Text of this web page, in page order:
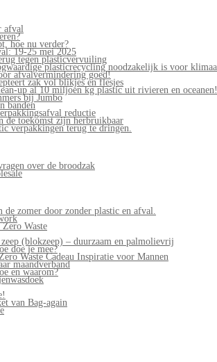
afval
hoe nu verder?
19-25 mei 2025
tegen plasticvervuiling
plasticrecycling noodzakelijk is voor
afvalvermindering goed!
zak vol blikjes en flesjes
up al 10 miljoen kg plastic uit rivieren en oceanen!
bij Jumbo
banden
reductie
de toekomst zijn herbruikbaar
verpakkingen terug te dringen.
over de broodzak
de zomer door zonder plastic en afval.
Waste
(blokzeep) – duurzaam en palmolievrij
doe je mee?
Waste Cadeau Inspiratie voor Mannen
maandverband
en waarom?
van Bag-again